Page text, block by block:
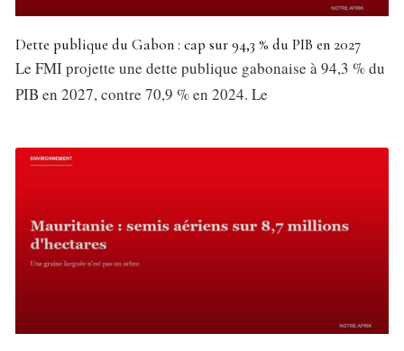
Dette publique du Gabon : cap sur 94,3 % du PIB en 2027
Le FMI projette une dette publique gabonaise à 94,3 % du
PIB en 2027, contre 70,9 % en 2024. Le